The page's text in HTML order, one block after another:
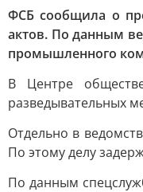
ФСБ сообщила о
актов. По данным
промышленного
В Центре
разведывательных
Отдельно в
По этому делу
По данным